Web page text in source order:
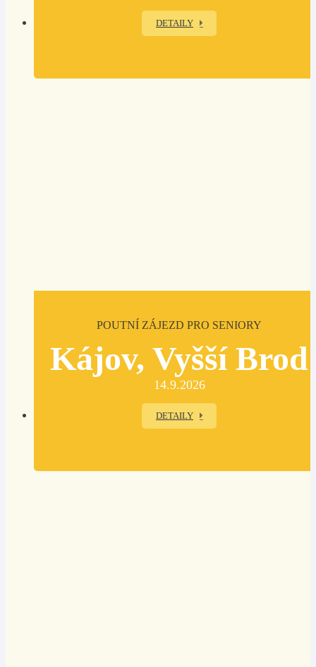
DETAILY
POUTNÍ ZÁJEZD PRO SENIORY
Kájov, Vyšší Brod
14.9.2026
DETAILY